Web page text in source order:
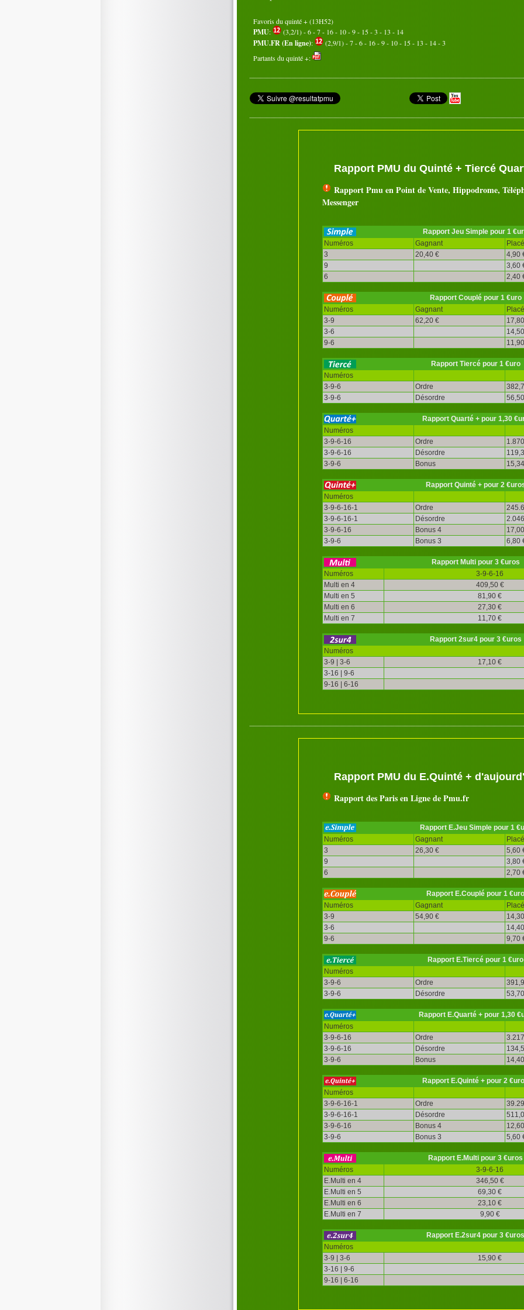
Favoris du quinté + (13H52)
PMU: (3,2/1) - 6 - 7 - 16 - 10 - 9 - 15 - 3 - 13 - 14
PMU.FR (En ligne):
(2,9/1) - 7 - 6 - 16 - 9 - 10 - 15 - 13 - 14 - 3
Partants du quinté +:
Rapport PMU du Quinté + Tiercé
Rapport Pmu en Point de Vente, Hippodrome,
Messenger
Rapport Jeu Simple pour 1
Numéros
Gagnant
Placé
3
20,40 €
4,90
9
3,60
6
2,40
Rapport Couplé pour 1 €uro
Numéros
Gagnant
Placé
3-9
62,20 €
3-6
9-6
Rapport Tiercé pour 1 €uro
Numéros
3-9-6
Ordre
3-9-6
Désordre
Rapport Quarté + pour 1,30
Numéros
3-9-6-16
Ordre
3-9-6-16
Désordre
3-9-6
Bonus
Rapport Quinté + pour 2
Numéros
3-9-6-16-1
Ordre
3-9-6-16-1
Désordre
3-9-6-16
Bonus 4
3-9-6
Bonus 3 6,80
Rapport Multi pour 3 €uros
Numéros
3-9-6-16
Multi en 4
409,50 €
Multi en 5
81,90 €
Multi en 6
27,30 €
Multi en 7
11,70 €
Rapport 2sur4 pour 3 €uros
Numéros
3-9 | 3-6
17,10 €
3-16 | 9-6
9-16 | 6-16
Rapport PMU du E.Quinté +
Rapport des Paris en Ligne de Pmu.fr
Rapport E.Jeu Simple pour 1
Numéros
Gagnant
Placé
3
26,30 €
5,60
9
3,80
6
2,70
Rapport E.Couplé pour 1 €uro
Numéros
Gagnant
Placé
3-9
54,90 €
3-6
9-6
9,70
Rapport E.Tiercé pour 1 €uro
Numéros
3-9-6
Ordre
3-9-6
Désordre
Rapport E.Quarté + pour 1,30
Numéros
3-9-6-16
Ordre
3-9-6-16
Désordre
3-9-6
Bonus
Rapport E.Quinté + pour 2
Numéros
3-9-6-16-1
Ordre
3-9-6-16-1
Désordre
3-9-6-16
Bonus 4
3-9-6
Bonus 3 5,60
Rapport E.Multi pour 3 €uros
Numéros
3-9-6-16
E.Multi en 4
346,50 €
E.Multi en 5
69,30 €
E.Multi en 6
23,10 €
E.Multi en 7
9,90 €
Rapport E.2sur4 pour 3 €uros
Numéros
3-9 | 3-6
15,90 €
3-16 | 9-6
9-16 | 6-16